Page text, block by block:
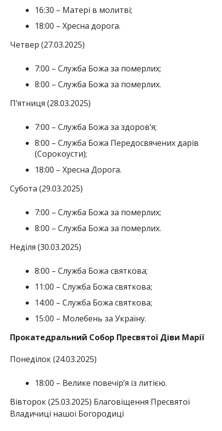
16:30 – Матері в молитві;
18:00 – Хресна дорога.
Четвер (27.03.2025)
7:00 – Служба Божа за померлих;
8:00 – Служба Божа за померлих.
П’ятниця (28.03.2025)
7:00 – Служба Божа за здоров’я;
8:00 – Служба Божа Передосвячених дарів
(Сорокоусти);
18:00 – Хресна Дорога.
Субота (29.03.2025)
7:00 – Служба Божа за померлих;
8:00 – Служба Божа за померлих.
Неділя (30.03.2025)
8:00 – Служба Божа святкова;
11:00 – Служба Божа святкова;
14:00 – Служба Божа святкова;
15:00 – Молебень за Україну.
Прокатедральний Собор Пресвятої Діви Марії
Понеділок (24.03.2025)
18:00 – Велике повечір’я із литією.
Вівторок (25.03.2025) Благовіщення Пресвятої
Владичиці нашої Богородиці